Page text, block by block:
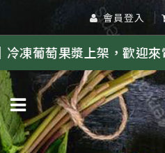
會員登入
上架，歡迎來電詢價 點擊